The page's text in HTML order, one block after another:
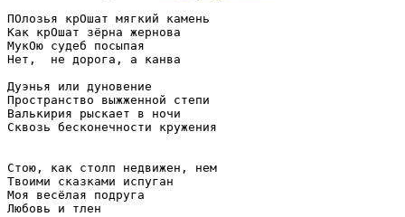
ПОлозья крОшат мягкий камень
Как крОшат зёрна жернова
МукОю судеб посыпая
Нет,  не дорога, а канва
Дуэнья или дуновение
Пространство выжженной степи
Валькирия рыскает в ночи
Сквозь бесконечности кружения
Стою, как столп недвижен, нем
Твоими сказками испуган
Моя весёлая подруга
Любовь и тлен